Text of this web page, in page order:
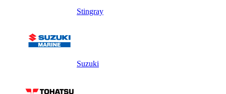
Stingray
Suzuki